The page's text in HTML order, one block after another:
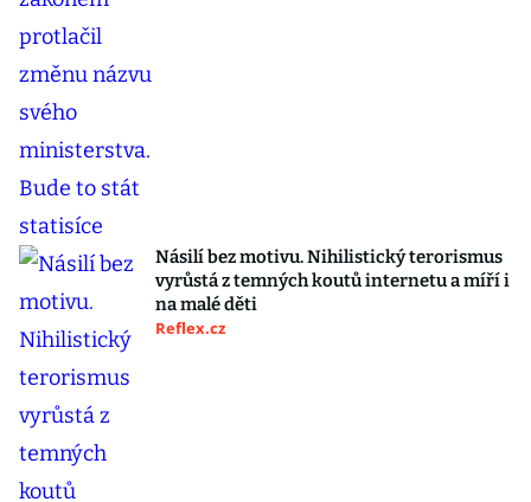
Násilí bez motivu. Nihilistický terorismus
vyrůstá z temných koutů internetu a míří i
na malé děti
Reflex.cz